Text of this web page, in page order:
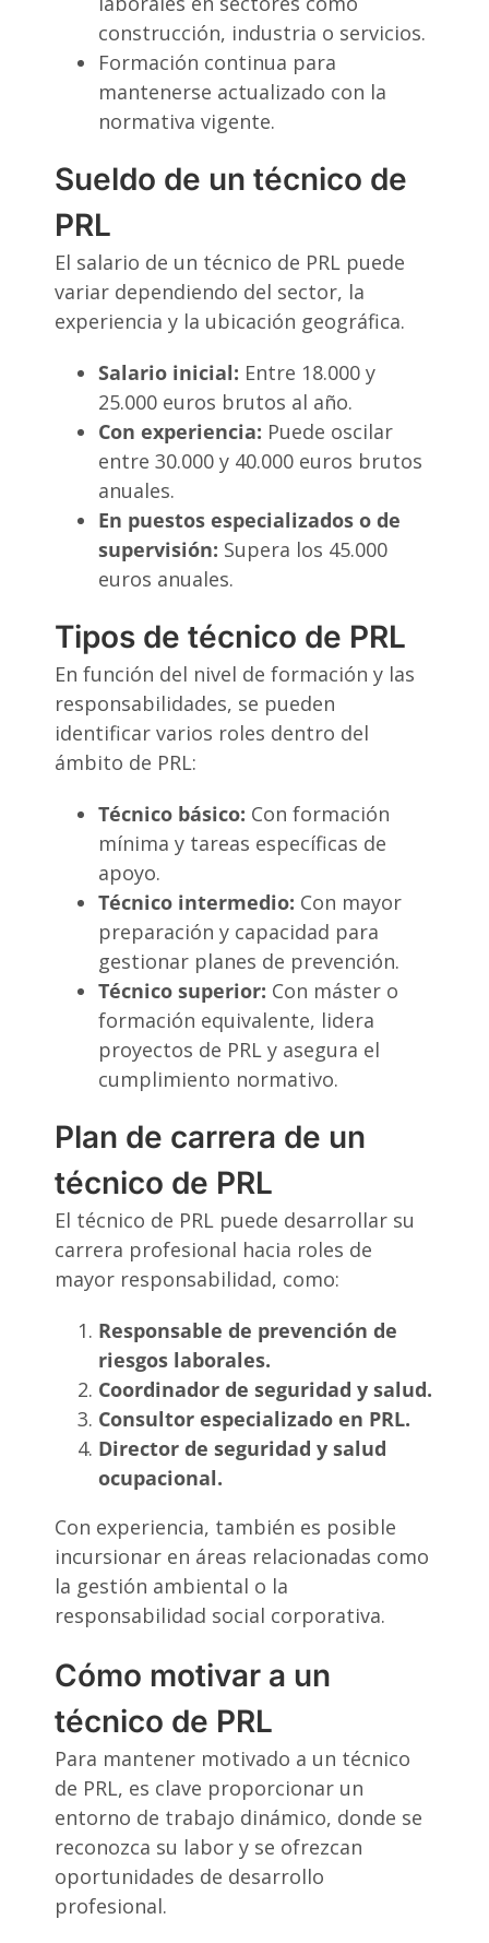
construcción, industria o servicios.
Formación continua para
mantenerse actualizado con la
normativa vigente.
Sueldo de un técnico de
PRL
El salario de un técnico de PRL puede
variar dependiendo del sector, la
experiencia y la ubicación geográfica.
Salario inicial: Entre 18.000 y
25.000 euros brutos al año.
Con experiencia: Puede oscilar
entre 30.000 y 40.000 euros brutos
anuales.
En puestos especializados o de
supervisión: Supera los 45.000
euros anuales.
Tipos de técnico de PRL
En función del nivel de formación y las
responsabilidades, se pueden
identificar varios roles dentro del
ámbito de PRL:
Técnico básico: Con formación
mínima y tareas específicas de
apoyo.
Técnico intermedio: Con mayor
preparación y capacidad para
gestionar planes de prevención.
Técnico superior: Con máster o
formación equivalente, lidera
proyectos de PRL y asegura el
cumplimiento normativo.
Plan de carrera de un
técnico de PRL
El técnico de PRL puede desarrollar su
carrera profesional hacia roles de
mayor responsabilidad, como:
Responsable de prevención de
riesgos laborales.
Coordinador de seguridad y salud.
Consultor especializado en PRL.
Director de seguridad y salud
ocupacional.
Con experiencia, también es posible
incursionar en áreas relacionadas como
la gestión ambiental o la
responsabilidad social corporativa.
Cómo motivar a un
técnico de PRL
Para mantener motivado a un técnico
de PRL, es clave proporcionar un
entorno de trabajo dinámico, donde se
reconozca su labor y se ofrezcan
oportunidades de desarrollo
profesional.